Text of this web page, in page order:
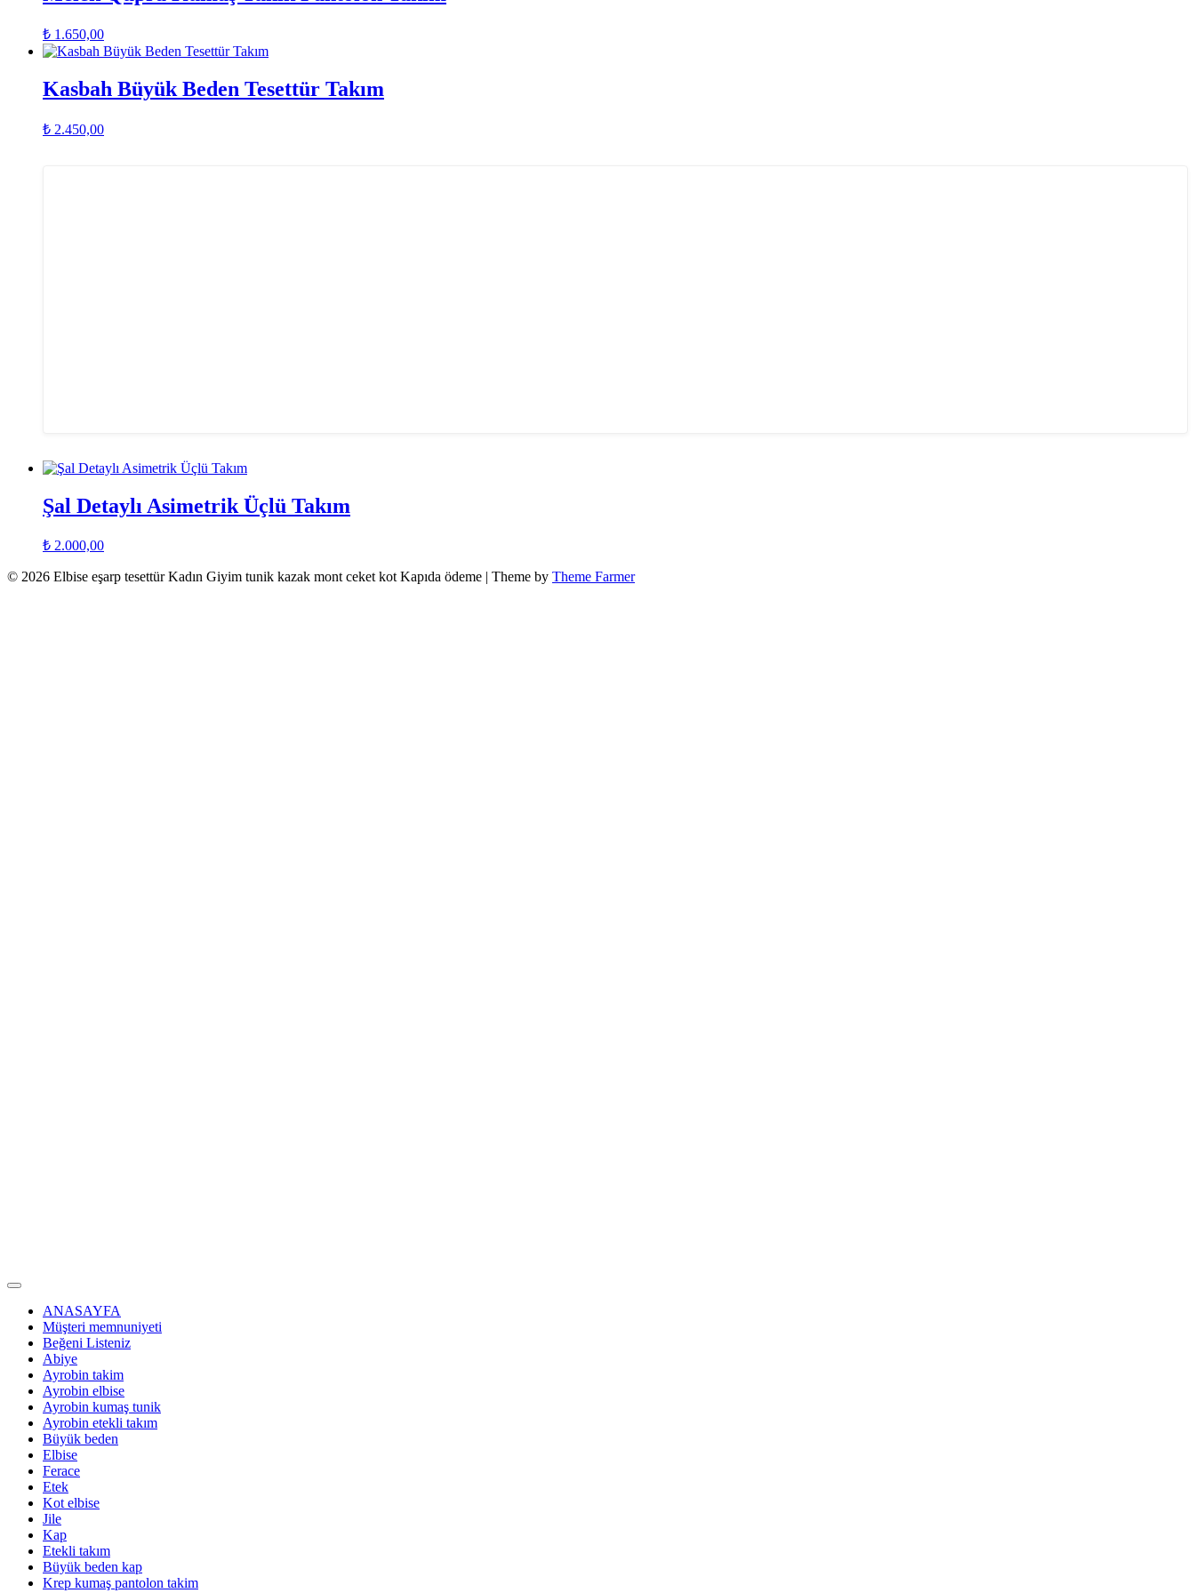
₺ 1.650,00
Kasbah Büyük Beden Tesettür Takım
₺ 2.450,00
Şal Detaylı Asimetrik Üçlü Takım
₺ 2.000,00
© 2026 Elbise eşarp tesettür Kadın Giyim tunik kazak mont ceket kot Kapıda ödeme | Theme by Theme Farmer
ANASAYFA
Müşteri memnuniyeti
Beğeni Listeniz
Abiye
Ayrobin takim
Ayrobin elbise
Ayrobin kumaş tunik
Ayrobin etekli takım
Büyük beden
Elbise
Ferace
Etek
Kot elbise
Jile
Kap
Etekli takım
Büyük beden kap
Krep kumaş pantolon takim